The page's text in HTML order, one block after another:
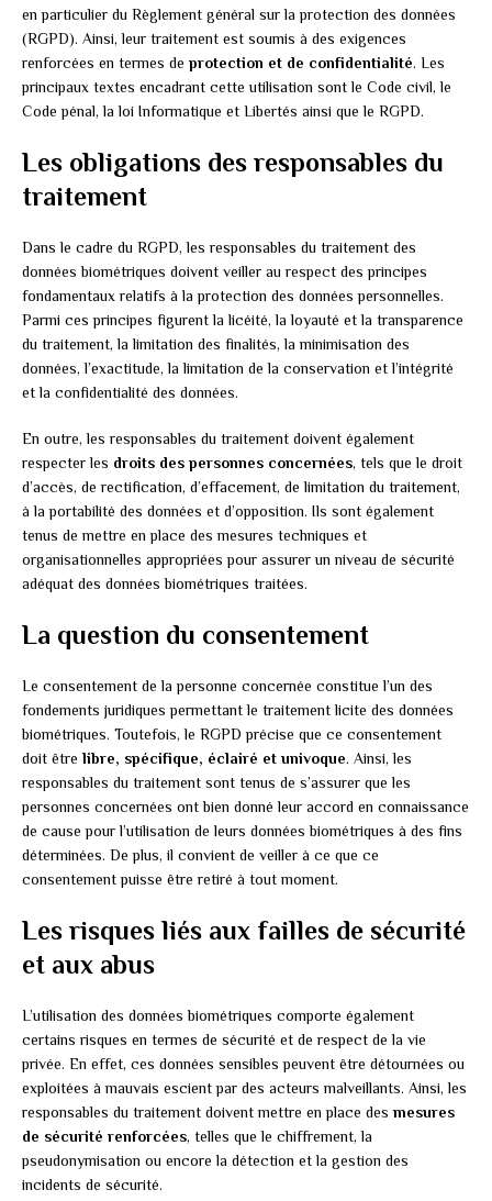
en particulier du Règlement général sur la protection des données
(RGPD). Ainsi, leur traitement est soumis à des exigences
renforcées en termes de protection et de confidentialité. Les
principaux textes encadrant cette utilisation sont le Code civil, le
Code pénal, la loi Informatique et Libertés ainsi que le RGPD.
Les obligations des responsables du
traitement
Dans le cadre du RGPD, les responsables du traitement des
données biométriques doivent veiller au respect des principes
fondamentaux relatifs à la protection des données personnelles.
Parmi ces principes figurent la licéité, la loyauté et la transparence
du traitement, la limitation des finalités, la minimisation des
données, l’exactitude, la limitation de la conservation et l’intégrité
et la confidentialité des données.
En outre, les responsables du traitement doivent également
respecter les droits des personnes concernées, tels que le droit
d’accès, de rectification, d’effacement, de limitation du traitement,
à la portabilité des données et d’opposition. Ils sont également
tenus de mettre en place des mesures techniques et
organisationnelles appropriées pour assurer un niveau de sécurité
adéquat des données biométriques traitées.
La question du consentement
Le consentement de la personne concernée constitue l’un des
fondements juridiques permettant le traitement licite des données
biométriques. Toutefois, le RGPD précise que ce consentement
doit être libre, spécifique, éclairé et univoque. Ainsi, les
responsables du traitement sont tenus de s’assurer que les
personnes concernées ont bien donné leur accord en connaissance
de cause pour l’utilisation de leurs données biométriques à des fins
déterminées. De plus, il convient de veiller à ce que ce
consentement puisse être retiré à tout moment.
Les risques liés aux failles de sécurité
et aux abus
L’utilisation des données biométriques comporte également
certains risques en termes de sécurité et de respect de la vie
privée. En effet, ces données sensibles peuvent être détournées ou
exploitées à mauvais escient par des acteurs malveillants. Ainsi, les
responsables du traitement doivent mettre en place des mesures
de sécurité renforcées, telles que le chiffrement, la
pseudonymisation ou encore la détection et la gestion des
incidents de sécurité.